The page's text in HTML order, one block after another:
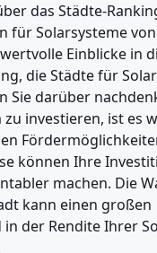
das Städte-
für Solarsysteme von
Einblicke in
die Städte für
Sie darüber
zu investieren, ist es
können Ihre
machen. Die
kann einen großen
in der Rendite Ihrer